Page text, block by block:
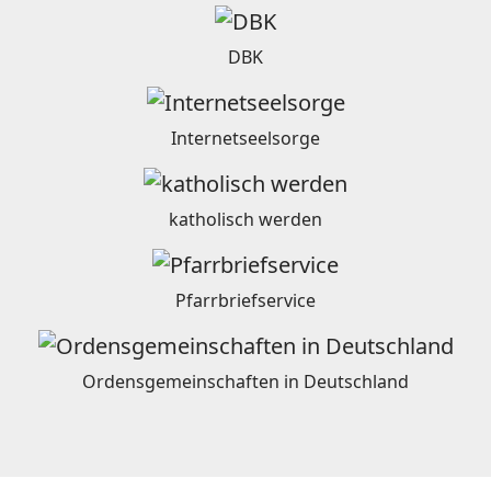
DBK
Internetseelsorge
katholisch werden
Pfarrbriefservice
Ordensgemeinschaften in Deutschland